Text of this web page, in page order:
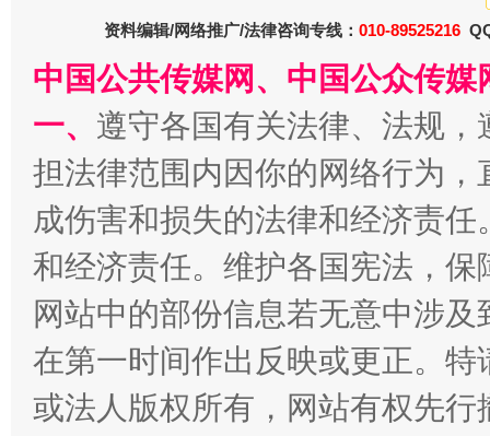
一批国家标准开始实施 从
以产业富民促振兴 酒驾
资料编辑/网络推广/法律咨询专线： 010-89525216
中国公共传媒网、中国公众传
一、 遵守各国有关法律、法规
担法律范围内因你的网络行为
成伤害和损失的法律和经济责
和经济责任。维护各国宪法，
网站中的部份信息若无意中涉
在第一时间作出反映或更正。
或法人版权所有，网站有权先